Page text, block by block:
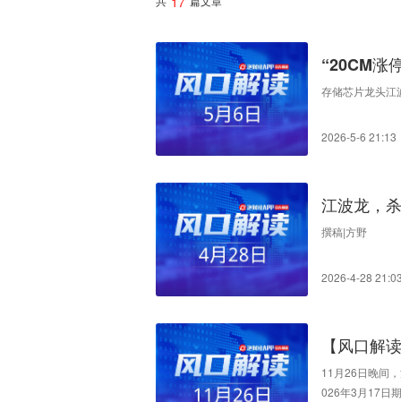
“20CM涨
存储芯片龙头江
2026-5-6 21:13
江波龙，
撰稿|方野
2026-4-28
【风口解
11月26日晚间
026年3月17日